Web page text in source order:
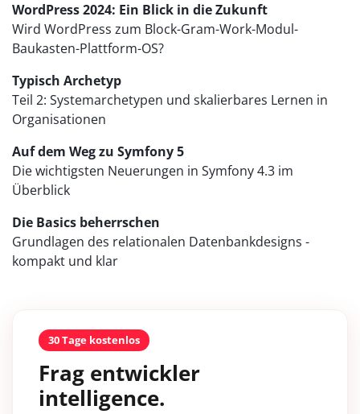
WordPress 2024: Ein Blick in die Zukunft
Wird WordPress zum Block-Gram-Work-Modul-
Baukasten-Plattform-OS?
Typisch Archetyp
Teil 2: Systemarchetypen und skalierbares Lernen in
Organisationen
Auf dem Weg zu Symfony 5
Die wichtigsten Neuerungen in Symfony 4.3 im
Überblick
Die Basics beherrschen
Grundlagen des relationalen Datenbankdesigns -
kompakt und klar
30 Tage kostenlos
Frag entwickler
intelligence.